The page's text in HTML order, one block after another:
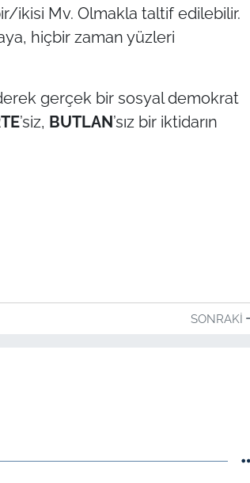
ikisi Mv. Olmakla taltif edilebilir.
hiçbir zaman yüzleri
gerçek bir sosyal demokrat
’siz, BUTLAN’sız bir iktidarın
SONRAKI